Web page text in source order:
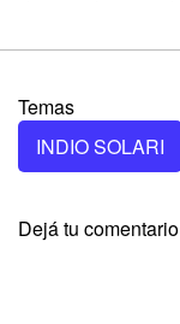
Temas
INDIO SOLARI
Dejá tu comentario